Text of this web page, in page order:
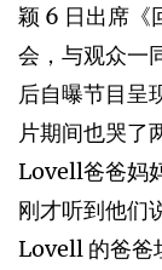
颖 6 ⽇出席《
会，与观众⼀
后⾃曝节⽬呈
⽚期间也哭了
Lovell爸爸妈
刚才听到他们
Lovell 的爸爸